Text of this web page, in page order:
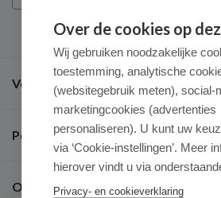
Veel gestelde vragen
Populaire merken
Over ons
Over de cookies op
Wij gebruiken noodzakelijke
toestemming, analytische
(websitegebruik meten), social-
marketingcookies (advertenties
personaliseren). U kunt uw
via ‘Cookie-instellingen’. Meer
hierover vindt u via
Privacy- en cookieverklaring